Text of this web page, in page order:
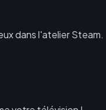
dans l'atelier Steam.